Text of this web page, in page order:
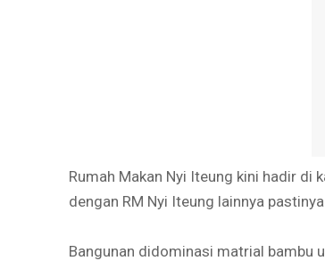
Rumah Makan Nyi Iteung kini hadir di
dengan RM Nyi Iteung lainnya
Bangunan didominasi matrial bambu